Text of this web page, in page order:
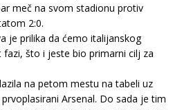
meč na svom stadionu protiv
2:0.
je prilika da ćemo italijanskog
što i jeste bio primarni cilj za
na petom mestu na tabeli uz
Arsenal. Do sada je tim